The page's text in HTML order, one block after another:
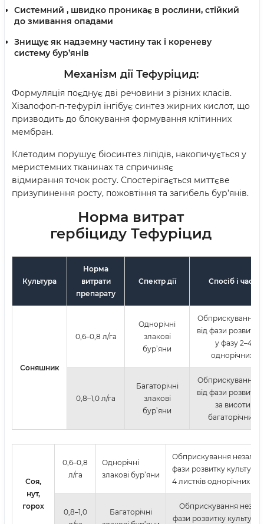
Системний , швидко проникає в рослини, стійкий
до змивання опадами
Знищує як надземну частину так і кореневу
систему бур’янів
Механізм дії Тефуріцид:
Формуляція поєднує дві речовини з різних класів.
Хізалофоп-п-тефуріл інгібує синтез жирних кислот, що
призводить до блокування формування клітинних
мембран.
Клетодим порушує біосинтез ліпідів, накопичується у
меристемних тканинах та спричиняє
відмирання точок росту. Спостерігається миттєве
призупинення росту, пожовтіння та загибель бур’янів.
Норма витрат
гербіциду Тефуріцид
Культура
Норма
витрати
препарату
Спектр дії Спосіб і час
Соняшник
0,6–0,8 л/га
Однорічні
злакові
бур’яни
Обприскування
від фази
у фазу 2–4
однорічних
0,8–1,0 л/га
Багаторічні
злакові
бур’яни
Обприскування
від фази
за висоти
багаторічних
Соя,
нут,
горох
0,6–0,8
л/га
Однорічні
злакові бур’яни
Обприскування
фази розвитку культури,
4 листків однорічних
0,8–1,0
Багаторічні
Обприскування
фази розвитку